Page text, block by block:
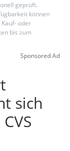
geprüft.
können
oder
bis zum
Sponsored Ad
sich